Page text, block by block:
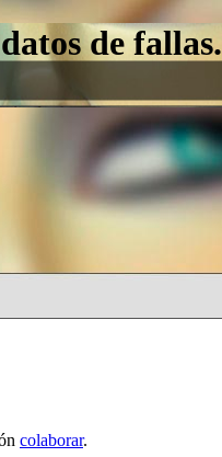
de fallas.
colaborar.